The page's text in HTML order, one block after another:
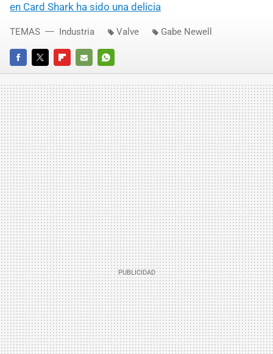
en Card Shark ha sido una delicia
FACEBOOKTWITTERFLIPBOARD
E-
MAIL
WHATSAPP
TEMAS Industria Valve Gabe Newell